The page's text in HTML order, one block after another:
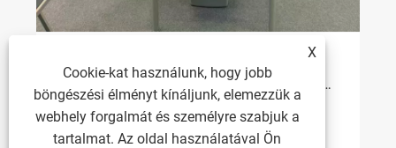
A 2026-os sisakszabályozás hivatalosan
hatályba lép: az ECE22.06 szabvány teljesen
kiépül, a régi sisakok fokozatosan
megszűnnek
Mutass többet >>
X
Cookie-kat használunk, hogy jobb
böngészési élményt kínáljunk, elemezzük a
webhely forgalmát és személyre szabjuk a
tartalmat. Az oldal használatával Ön